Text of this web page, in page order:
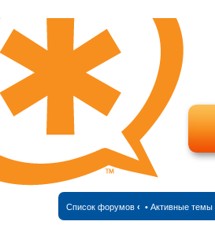
Список форумов ‹ • Активные темы